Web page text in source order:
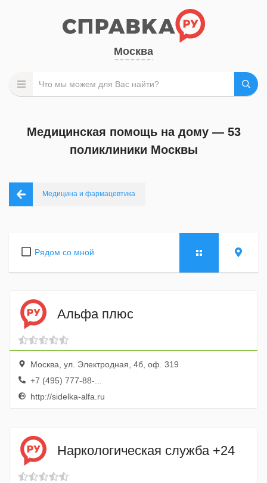
Москва
Медицинская помощь на дому — 53
поликлиники Москвы
Медицина и фармацевтика
Рядом со мной
Альфа плюс
Москва, ул. Электродная, 4б, оф. 319
+7 (495) 777-88-...
http://sidelka-alfa.ru
Наркологическая служба +24